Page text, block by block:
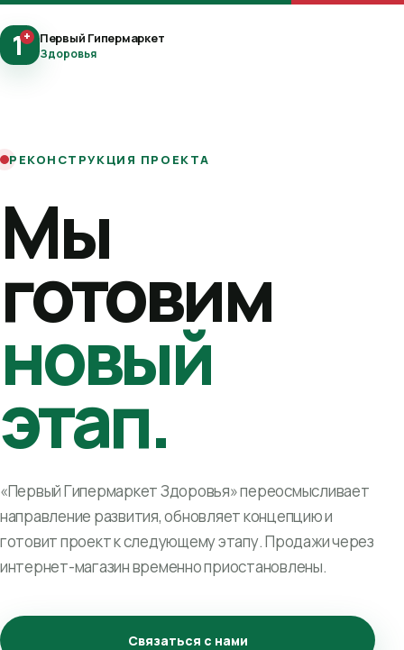
1+ Первый Гипермаркет
Здоровья
РЕКОНСТРУКЦИЯ ПРОЕКТА
Мы
готовим
новый
этап.
«Первый Гипермаркет Здоровья» переосмысливает
направление развития, обновляет концепцию и
готовит проект к следующему этапу. Продажи через
интернет-магазин временно приостановлены.
Связаться с нами